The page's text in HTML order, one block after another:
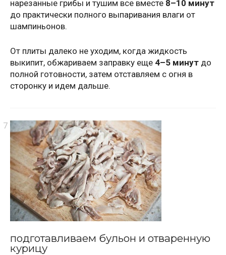
нарезанные грибы и тушим все вместе 8–10 минут
до практически полного выпаривания влаги от
шампиньонов.
От плиты далеко не уходим, когда жидкость
выкипит, обжариваем заправку еще 4–5 минут до
полной готовности, затем отставляем с огня в
сторонку и идем дальше.
подготавливаем бульон и отваренную
курицу